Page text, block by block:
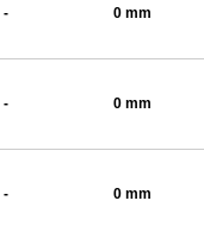
- 0 mm
- 0 mm
- 0 mm